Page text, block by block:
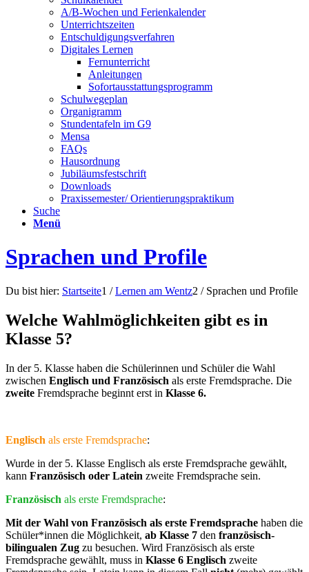
A/B-Wochen und Ferienkalender
Unterrichtszeiten
Entschuldigungsverfahren
Digitales Lernen
Fernunterricht
Anleitungen
Sofortausstattungsprogramm
Schulwegeplan
Organigramm
Stundentafeln im G9
Mensa
FAQs
Hausordnung
Jubiläumsfestschrift
Downloads
Praxissemester/ Orientierungspraktikum
Suche
Menü
Sprachen und Profile
Du bist hier: Startseite1 / Lernen am Wentz2 / Sprachen und Profile
Welche Wahlmöglichkeiten gibt es in
Klasse 5?
In der 5. Klasse haben die Schülerinnen und Schüler die Wahl
zwischen Englisch und Französisch als erste Fremdsprache. Die
zweite Fremdsprache beginnt erst in Klasse 6.
Englisch als erste Fremdsprache:
Wurde in der 5. Klasse Englisch als erste Fremdsprache gewählt,
kann Französisch oder Latein zweite Fremdsprache sein.
Französisch als erste Fremdsprache:
Mit der Wahl von Französisch als erste Fremdsprache haben die
Schüler*innen die Möglichkeit, ab Klasse 7 den französisch-
bilingualen Zug zu besuchen. Wird Französisch als erste
Fremdsprache gewählt, muss in Klasse 6 Englisch zweite